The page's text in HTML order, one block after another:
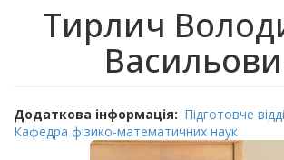
Тирлич
Додаткова інформація
Підготовче
Кафедра фізико-математичних наук